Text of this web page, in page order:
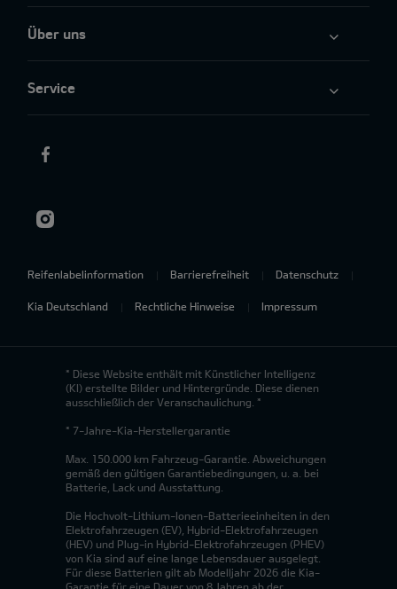
Über uns
Service
Reifenlabelinformation Barrierefreiheit Datenschutz
Kia Deutschland Rechtliche Hinweise Impressum
* Diese Website enthält mit Künstlicher Intelligenz
(KI) erstellte Bilder und Hintergründe. Diese dienen
ausschließlich der Veranschaulichung. *
* 7-Jahre-Kia-Herstellergarantie
Max. 150.000 km Fahrzeug-Garantie. Abweichungen
gemäß den gültigen Garantiebedingungen, u. a. bei
Batterie, Lack und Ausstattung.
Die Hochvolt-Lithium-Ionen-Batterieeinheiten in den
Elektrofahrzeugen (EV), Hybrid-Elektrofahrzeugen
(HEV) und Plug-in Hybrid-Elektrofahrzeugen (PHEV)
von Kia sind auf eine lange Lebensdauer ausgelegt.
Für diese Batterien gilt ab Modelljahr 2026 die Kia-
Garantie für eine Dauer von 8 Jahren ab der